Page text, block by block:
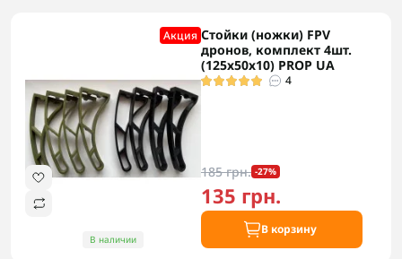
Акция
В наличии
Стойки (ножки) FPV
дронов, комплект 4шт.
(125х50х10) PROP UA
4
185 грн. -27%
135 грн.
В корзину